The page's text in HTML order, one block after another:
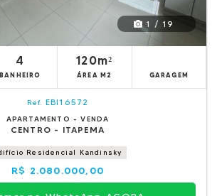
1 / 19
4
BANHEIRO
120m²
ÁREA M2 GARAGEM
Ref. EBI16572
APARTAMENTO - VENDA
CENTRO - ITAPEMA
Residencial Kandinsky
R$ 2.080.000,00